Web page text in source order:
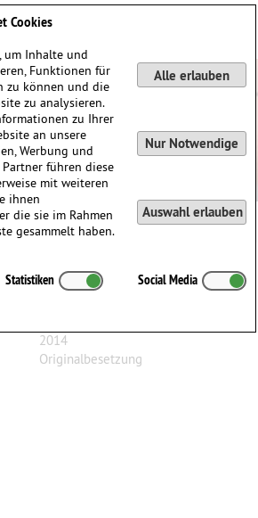
solo
2014
Originalbesetzung
Cookies
um Inhalte und
Funktionen für
zu können und die
zu analysieren.
zu Ihrer
an unsere
Werbung und
führen diese
mit weiteren
ihnen
die sie im Rahmen
gesammelt haben.
Alle erlauben
Nur Notwendige
Auswahl erlauben
Statistiken Social Media